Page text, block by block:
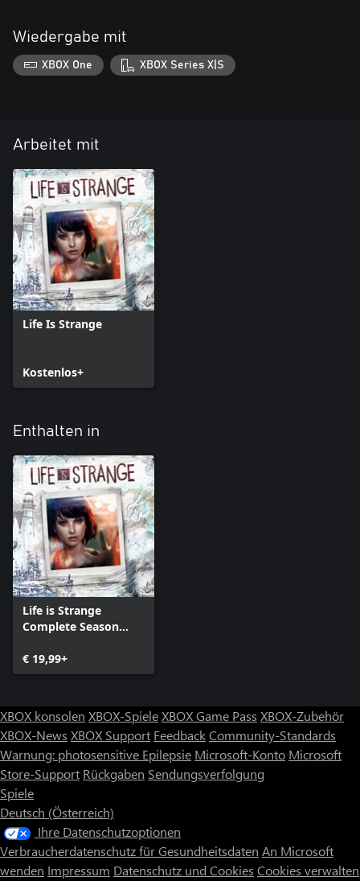
Wiedergabe mit
XBOX One XBOX Series X|S
Arbeitet mit
Life Is Strange
Kostenlos+
Enthalten in
Life is Strange
Complete Season
€ 19,99+
XBOX konsolen XBOX-SpieleXBOX Game Pass XBOX-Zubehör
XBOX-News XBOX Support FeedbackCommunity-Standards
Warnung: photosensitive Epilepsie Microsoft-Konto Microsoft
Store-Support Rückgaben Sendungsverfolgung
Spiele
Deutsch (Österreich)
Ihre Datenschutzoptionen
Verbraucherdatenschutz für Gesundheitsdaten An Microsoft
wenden Impressum Datenschutz und Cookies Cookies verwalten